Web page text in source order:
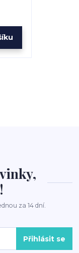
za 14 dní.
Přihlásit se